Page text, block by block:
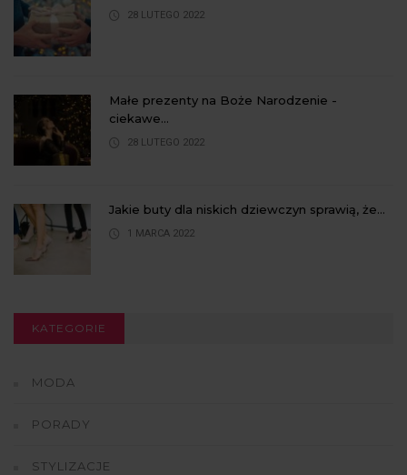
28 LUTEGO 2022
Małe prezenty na Boże Narodzenie -
ciekawe...
28 LUTEGO 2022
Jakie buty dla niskich dziewczyn sprawią, że...
1 MARCA 2022
KATEGORIE
MODA
PORADY
STYLIZACJE